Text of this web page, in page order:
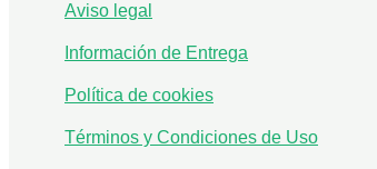
Aviso legal
Información de Entrega
Política de cookies
Términos y Condiciones de Uso